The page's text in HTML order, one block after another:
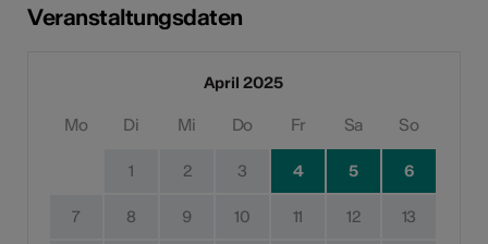
Veranstaltungsdaten
April 2025
Mo Di Mi Do Fr Sa So
1 2 3 4 5 6
7 8 9 10 11 12 13